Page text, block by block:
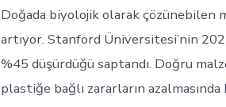
Doğada biyolojik olarak çözünebilen
artıyor. Stanford Üniversitesi’nin
%45 düşürdüğü saptandı. Doğru
plastiğe bağlı zararların